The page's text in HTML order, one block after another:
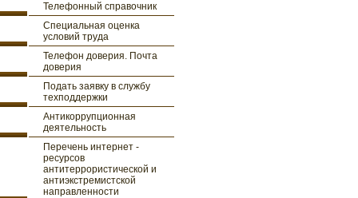
Телефонный справочник
Специальная оценка
условий труда
Телефон доверия. Почта
доверия
Подать заявку в службу
техподдержки
Антикоррупционная
деятельность
Перечень интернет -
ресурсов
антитеррористической и
антиэкстремистской
направленности